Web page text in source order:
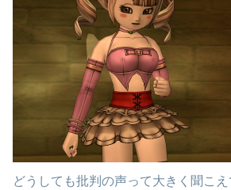
どうしても批判の声って大きく聞こえ